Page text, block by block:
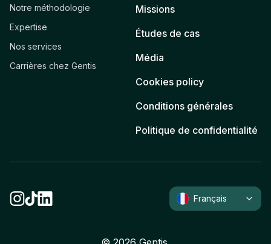
Notre méthodologie
Expertise
Nos services
Carrières chez Gentis
Missions
Études de cas
Média
Cookies policy
Conditions générales
Politique de confidentialité
Français